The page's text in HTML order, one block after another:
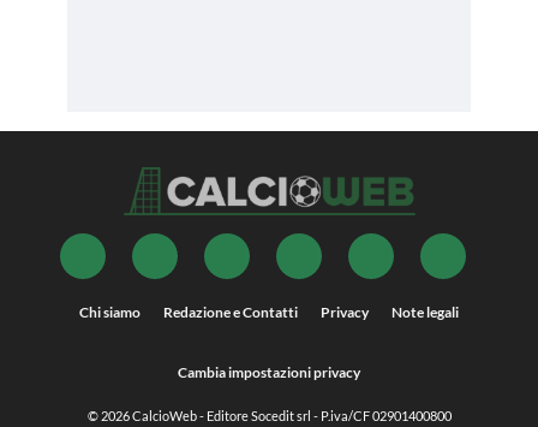
Chi siamo Redazione e Contatti Privacy Note legali
Cambia impostazioni privacy
© 2026CalcioWeb- Editore Socedit srl - P.iva/CF 02901400800